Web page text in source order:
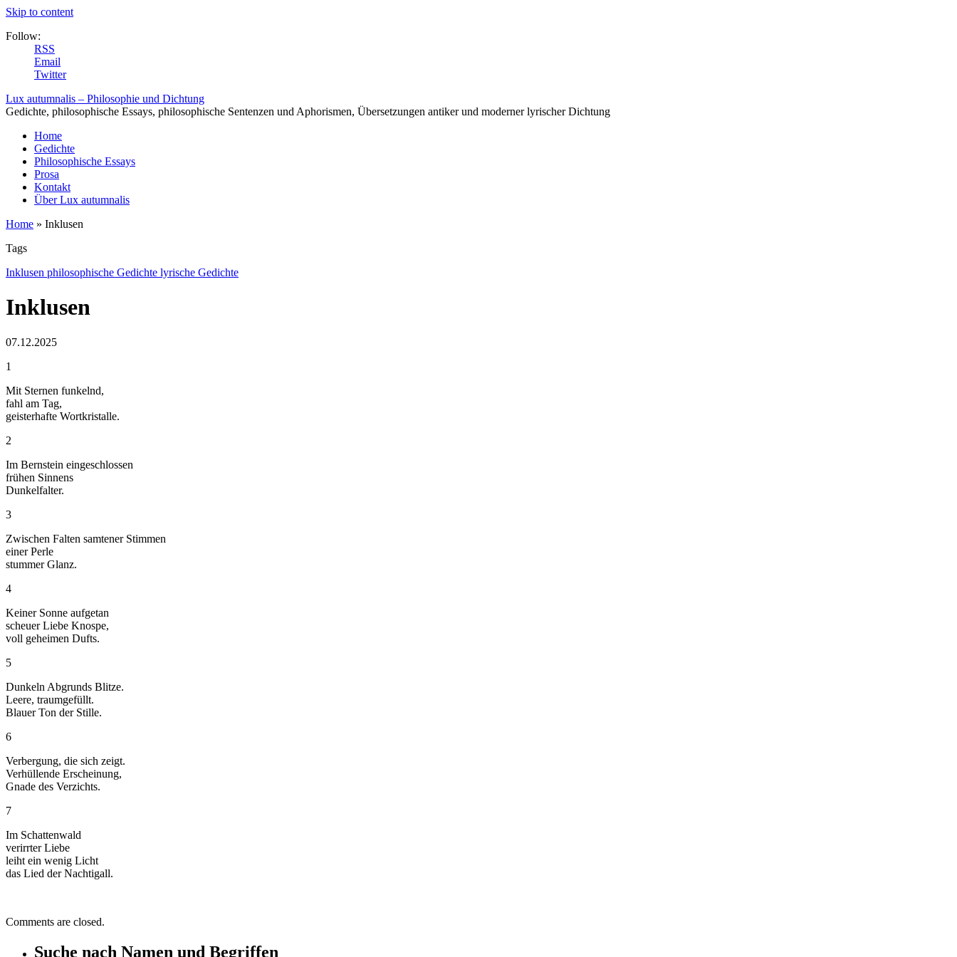
Skip to content
Follow:
RSS
Email
Twitter
Lux autumnalis – Philosophie und Dichtung
Gedichte, philosophische Essays, philosophische Sentenzen und Aphorismen, Übersetzungen antiker und moderner lyrischer Dichtung
Home
Gedichte
Philosophische Essays
Prosa
Kontakt
Über Lux autumnalis
Home » Inklusen
Tags
Inklusen philosophische Gedichte lyrische Gedichte
Inklusen
07.12.2025
1
Mit Sternen funkelnd,
fahl am Tag,
geisterhafte Wortkristalle.
2
Im Bernstein eingeschlossen
frühen Sinnens
Dunkelfalter.
3
Zwischen Falten samtener Stimmen
einer Perle
stummer Glanz.
4
Keiner Sonne aufgetan
scheuer Liebe Knospe,
voll geheimen Dufts.
5
Dunkeln Abgrunds Blitze.
Leere, traumgefüllt.
Blauer Ton der Stille.
6
Verbergung, die sich zeigt.
Verhüllende Erscheinung,
Gnade des Verzichts.
7
Im Schattenwald
verirrter Liebe
leiht ein wenig Licht
das Lied der Nachtigall.
Comments are closed.
Suche nach Namen und Begriffen